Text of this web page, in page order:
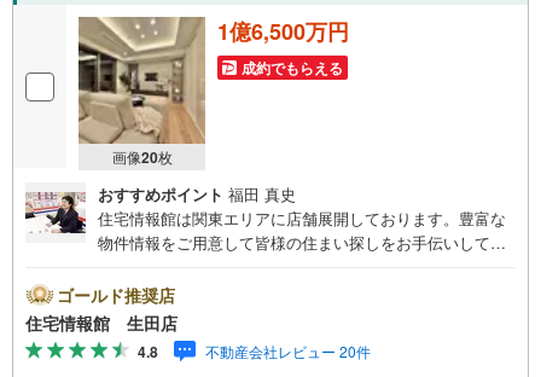
画像20枚
1億6,500万円
成約でもらえる
おすすめポイント 福田 真史
住宅情報館は関東エリアに店舗展開しております。豊富な
物件情報をご用意して皆様の住まい探しをお手伝いしてお
さい。住宅ローン相談会も同時開催中無理のない住宅ロー
ンの試算やご購入の際にかかる諸費用の概算も行っており
ます。しっかりとした資金計画のアドバイスをさせて頂き
ますので、お気軽にご相談ください。
ゴールド推奨店
住宅情報館 生田店
4.8 不動産会社レビュー 20件